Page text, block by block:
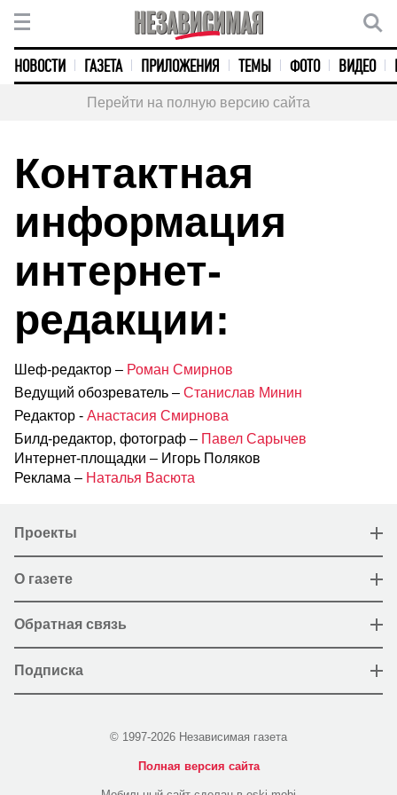
НОВОСТИ ГАЗЕТА ПРИЛОЖЕНИЯ ТЕМЫ ФОТО ВИДЕО
Перейти на полную версию сайта
Контактная
информация
интернет-
редакции:
Шеф-редактор – Роман Смирнов
Ведущий обозреватель – Станислав Минин
Редактор - Анастасия Смирнова
Билд-редактор, фотограф – Павел Сарычев
Интернет-площадки – Игорь Поляков
Реклама – Наталья Васюта
Проекты
О газете
Обратная связь
Подписка
© 1997-2026 Независимая газета
Полная версия сайта